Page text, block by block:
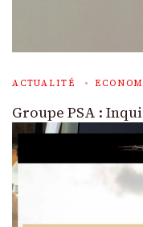
ACTUALITÉ
Groupe PSA :